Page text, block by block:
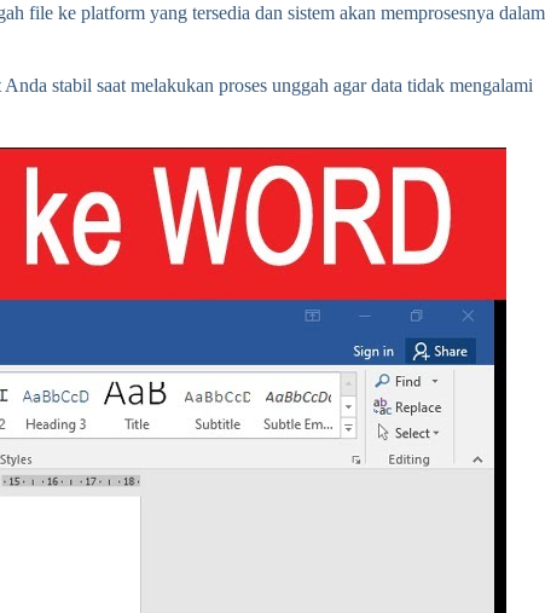
file ke platform yang tersedia dan sistem akan memprosesnya dalam
stabil saat melakukan proses unggah agar data tidak mengalami